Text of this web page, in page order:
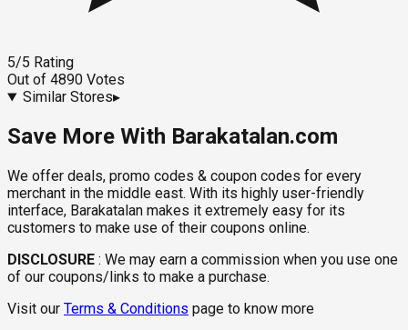
5/5 Rating
Out of 4890 Votes
Similar Stores▸
Save More With Barakatalan.com
We offer deals, promo codes & coupon codes for every
merchant in the middle east. With its highly user-friendly
interface, Barakatalan makes it extremely easy for its
customers to make use of their coupons online.
DISCLOSURE : We may earn a commission when you use one
of our coupons/links to make a purchase.
Visit our Terms & Conditions page to know more